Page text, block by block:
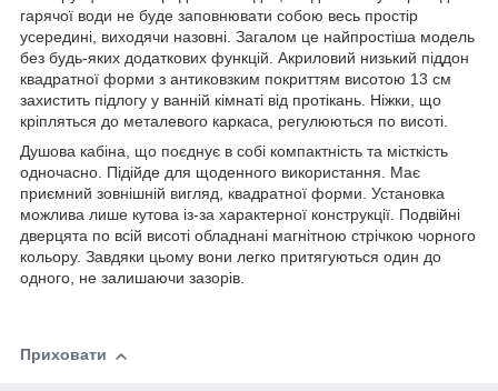
гарячої води не буде заповнювати собою весь простір
усередині, виходячи назовні. Загалом це найпростіша модель
без будь-яких додаткових функцій. Акриловий низький піддон
квадратної форми з антиковзким покриттям висотою 13 см
захистить підлогу у ванній кімнаті від протікань. Ніжки, що
кріпляться до металевого каркаса, регулюються по висоті.
Душова кабіна, що поєднує в собі компактність та місткість
одночасно. Підійде для щоденного використання. Має
приємний зовнішній вигляд, квадратної форми. Установка
можлива лише кутова із-за характерної конструкції. Подвійні
дверцята по всій висоті обладнані магнітною стрічкою чорного
кольору. Завдяки цьому вони легко притягуються один до
одного, не залишаючи зазорів.
Приховати